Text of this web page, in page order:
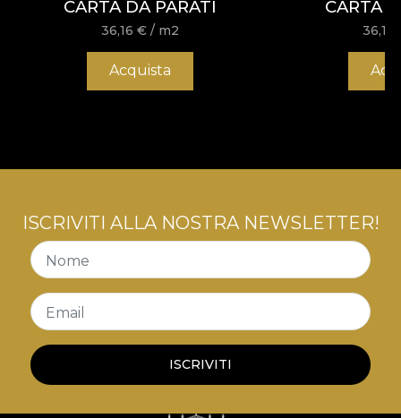
CARTA DA PARATI
36,16 € / m2
Acquista
CARTA
36,16
ISCRIVITI ALLA NOSTRA NEWSLETTER!
Nome
Email
ISCRIVITI